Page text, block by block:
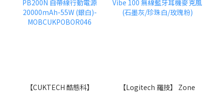
【CUKTECH 酷態科】
【Logitech 羅技】 Zone